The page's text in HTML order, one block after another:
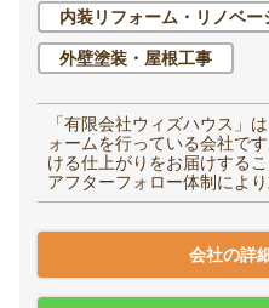
内装リフォーム・リノベー
外壁塗装・屋根工事
「有限会社ウィズハウス」
ォームを行っている会社で
ける仕上がりをお届けする
アフターフォロー体制によ
会社の詳